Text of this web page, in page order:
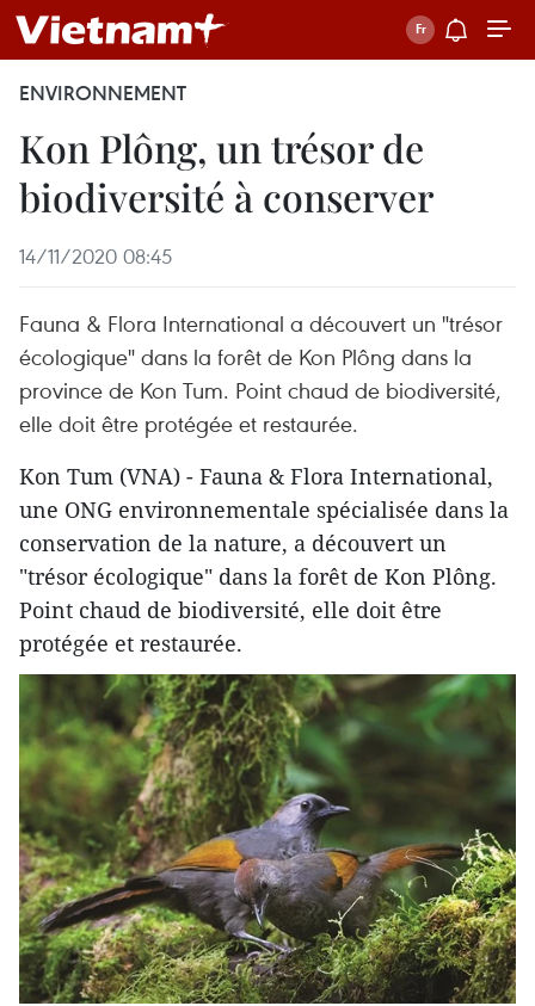
ENVIRONNEMENT
Kon Plông, un trésor de
biodiversité à conserver
14/11/2020 08:45
Fauna & Flora International a découvert un "trésor
écologique" dans la forêt de Kon Plông dans la
province de Kon Tum. Point chaud de biodiversité,
elle doit être protégée et restaurée.
Kon Tum (VNA) - Fauna & Flora International,
une ONG environnementale spécialisée dans la
conservation de la nature, a découvert un
"trésor écologique" dans la forêt de Kon Plông.
Point chaud de biodiversité, elle doit être
protégée et restaurée.